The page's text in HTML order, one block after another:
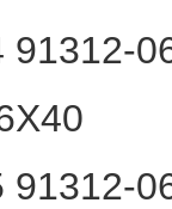
91312-
91312-